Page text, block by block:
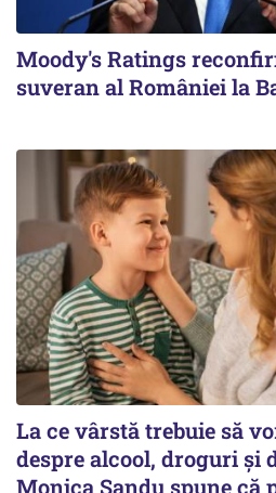
Moody's Ratings
suveran al României la
La ce vârstă trebuie să
despre alcool, droguri și
Monica Sandu spune că